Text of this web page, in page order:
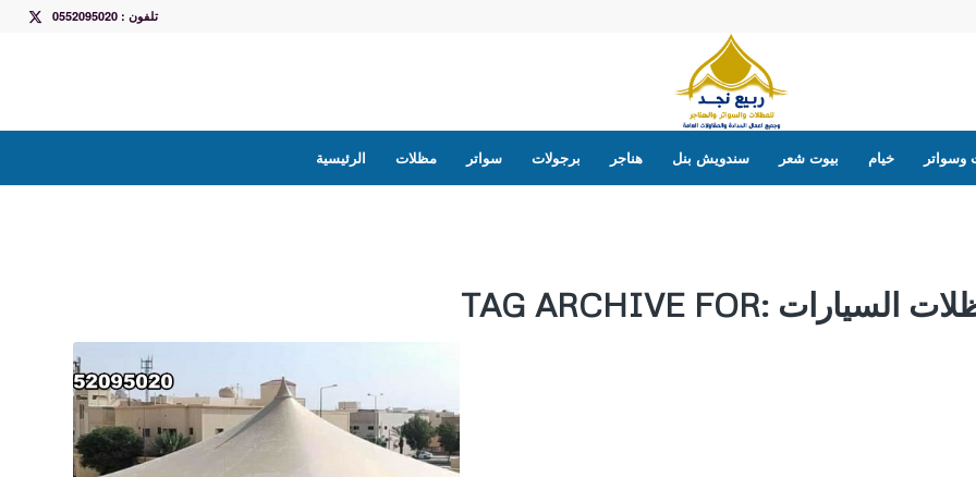
تلفون : 0552095020
الرئيسية مظلات سواتر برجولات هناجر سندويش بنل بيوت شعر خيام وسواتر
TAG ARCHIVE FOR: السيارات